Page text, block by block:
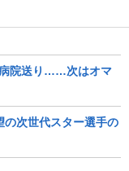
病院送り……次はオマ
の次世代スター選手の